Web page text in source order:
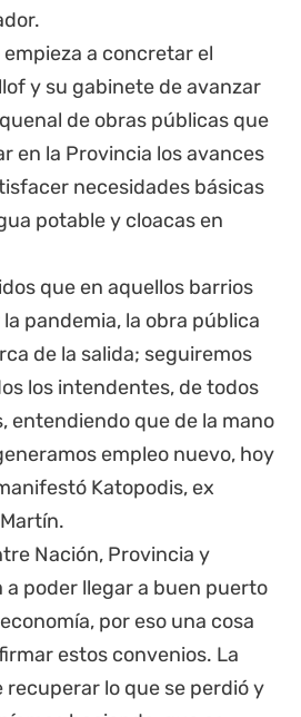
a concretar el
y su gabinete de avanzar
de obras públicas que
en la Provincia los avances
necesidades básicas
potable y cloacas en
que en aquellos barrios
pandemia, la obra pública
de la salida; seguiremos
los intendentes, de todos
entendiendo que de la mano
empleo nuevo, hoy
Katopodis, ex
Nación, Provincia y
a poder llegar a buen puerto
por eso una cosa
estos convenios. La
lo que se perdió y